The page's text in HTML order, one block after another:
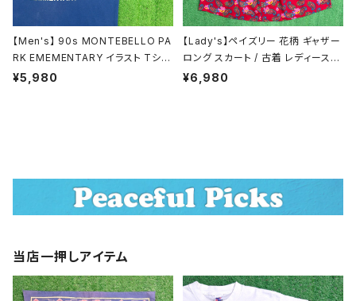
【Men's】 90s MONTEBELLO PA
RK EMEMENTARY イラスト Tシャ
ツ / アメリカ製 USA製 カレッジ ティ
¥5,980
【Lady's】ペイズリー 花柄 ギャザー
ロング スカート / 古着 レディース
総柄 ロングスカート 2179
¥6,980
当店一押しアイテム